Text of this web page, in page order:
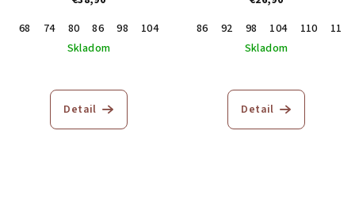
68
74 80 86 98 104 116 122 128 134
146
Skladom
hodnotenie
produktu
Detail
86
92 98 104 110
116
Skladom
Detail